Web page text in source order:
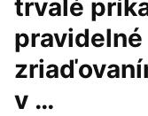
trvalé
pravidelné
v …